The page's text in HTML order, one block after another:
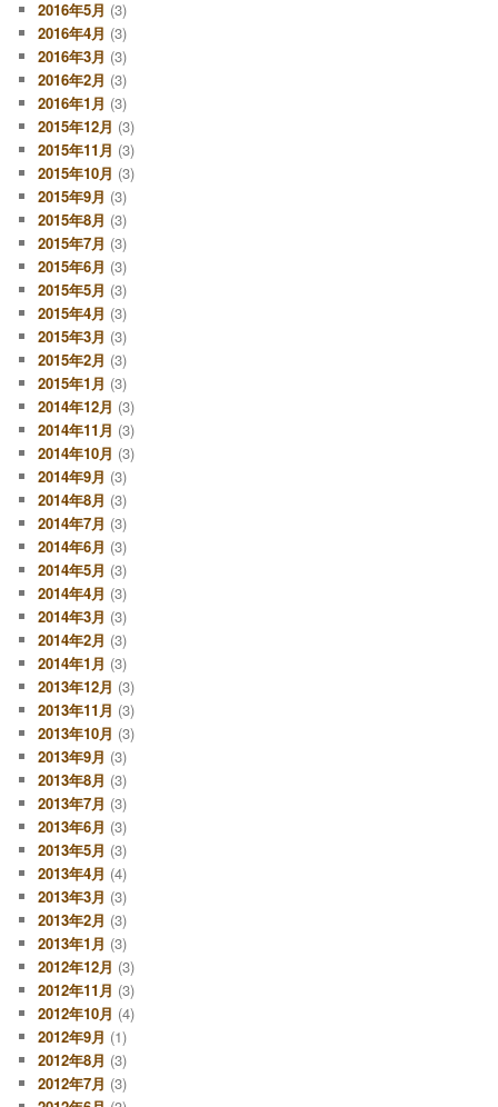
2016年5月 (3)
2016年4月 (3)
2016年3月 (3)
2016年2月 (3)
2016年1月 (3)
2015年12月 (3)
2015年11月 (3)
2015年10月 (3)
2015年9月 (3)
2015年8月 (3)
2015年7月 (3)
2015年6月 (3)
2015年5月 (3)
2015年4月 (3)
2015年3月 (3)
2015年2月 (3)
2015年1月 (3)
2014年12月 (3)
2014年11月 (3)
2014年10月 (3)
2014年9月 (3)
2014年8月 (3)
2014年7月 (3)
2014年6月 (3)
2014年5月 (3)
2014年4月 (3)
2014年3月 (3)
2014年2月 (3)
2014年1月 (3)
2013年12月 (3)
2013年11月 (3)
2013年10月 (3)
2013年9月 (3)
2013年8月 (3)
2013年7月 (3)
2013年6月 (3)
2013年5月 (3)
2013年4月 (4)
2013年3月 (3)
2013年2月 (3)
2013年1月 (3)
2012年12月 (3)
2012年11月 (3)
2012年10月 (4)
2012年9月 (1)
2012年8月 (3)
2012年7月 (3)